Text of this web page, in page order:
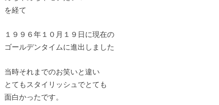
を経て
１９９６年１０月１９日に現在の
ゴールデンタイムに進出しました
当時それまでのお笑いと違い
とてもスタイリッシュでとても
面白かったです。